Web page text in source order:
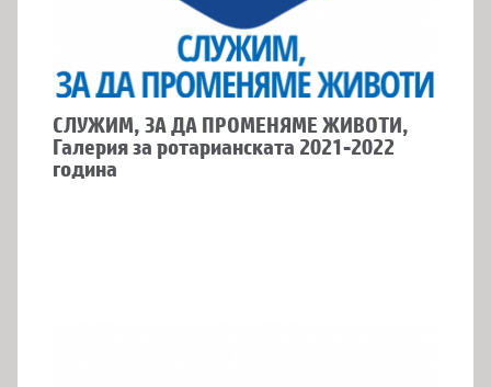
СЛУЖИМ, ЗА ДА ПРОМЕНЯМЕ ЖИВОТИ,
Галерия за ротарианската 2021-2022
година